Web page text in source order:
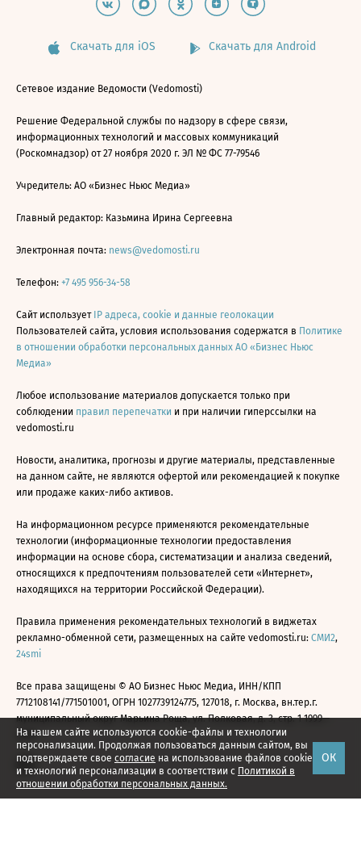
На нашем сайте используются cookie-файлы и технологии
персонализации. Продолжая пользоваться данным сайтом, вы
подтверждаете свое согласие на использование файлов cookie
и технологий персонализации в соответствии с Политикой в
отношении обработки персональных данных.
ОК
Скачать для iOS Скачать для Android
Сетевое издание Ведомости (Vedomosti)
Решение Федеральной службы по надзору в сфере связи,
информационных технологий и массовых коммуникаций
(Роскомнадзор) от 27 ноября 2020 г. ЭЛ № ФС 77-79546
Учредитель: АО «Бизнес Ньюс Медиа»
Главный редактор: Казьмина Ирина Сергеевна
Электронная почта: news@vedomosti.ru
Телефон: +7 495 956-34-58
Сайт использует IP адреса, cookie и данные геолокации
Пользователей сайта, условия использования содержатся в Политике
в отношении обработки персональных данных АО «Бизнес Ньюс
Медиа»
Любое использование материалов допускается только при
соблюдении правил перепечатки и при наличии гиперссылки на
vedomosti.ru
Новости, аналитика, прогнозы и другие материалы, представленные
на данном сайте, не являются офертой или рекомендацией к покупке
или продаже каких-либо активов.
На информационном ресурсе применяются рекомендательные
технологии (информационные технологии предоставления
информации на основе сбора, систематизации и анализа сведений,
относящихся к предпочтениям пользователей сети «Интернет»,
находящихся на территории Российской Федерации).
Правила применения рекомендательных технологий в виджетах
рекламно-обменной сети, размещенных на сайте vedomosti.ru: СМИ2,
24smi
Все права защищены © АО Бизнес Ньюс Медиа, ИНН/КПП
7712108141/771501001, ОГРН 1027739124775, 127018, г. Москва, вн.тер.г.
муниципальный округ Марьина Роща, ул. Полковая, д. 3, стр. 1 1999—
2026